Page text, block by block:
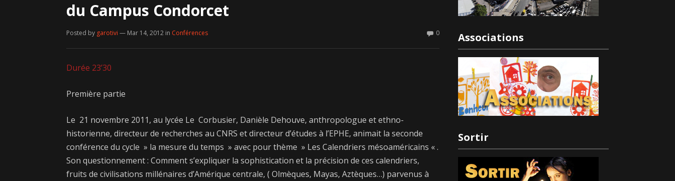
du Campus Condorcet
Posted by garotivi — Mar 14, 2012 in Conférences 0
Durée 23’30
Première partie
Le 21 novembre 2011, au lycée Le Corbusier, Danièle Dehouve, anthropologue et ethno-
historienne, directeur de recherches au CNRS et directeur d’études à l’EPHE, animait la seconde
conférence du cycle » la mesure du temps » avec pour thème » Les Calendriers mésoaméricains « .
Son questionnement : Comment s’expliquer la sophistication et la précision de ces calendriers,
fruits de civilisations millénaires d’Amérique centrale, ( Olmèques, Mayas, Aztèques…) parvenus à
Associations
Sortir